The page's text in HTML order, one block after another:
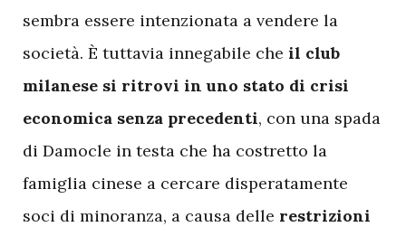
sembra essere intenzionata a vendere la
società. È tuttavia innegabile che il club
milanese si ritrovi in uno stato di crisi
economica senza precedenti, con una spada
di Damocle in testa che ha costretto la
famiglia cinese a cercare disperatamente
soci di minoranza, a causa delle restrizioni